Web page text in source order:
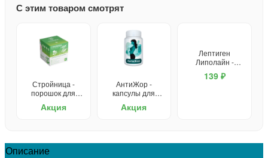
С этим товаром смотрят
Стройница -
порошок для
Акция
АнтиЖор -
капсулы для
Акция
Лептиген
Липолайн -
капсулы для
похудения
139 ₽
Описание